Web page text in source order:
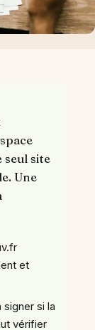
site
Une
et
signer si la
vérifier